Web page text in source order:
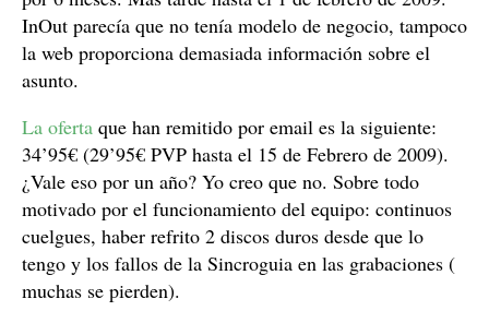
InOut parecía que no tenía modelo de negocio, tampoco
la web proporciona demasiada información sobre el
asunto.
La oferta que han remitido por email es la siguiente:
34’95€ (29’95€ PVP hasta el 15 de Febrero de 2009).
¿Vale eso por un año? Yo creo que no. Sobre todo
motivado por el funcionamiento del equipo: continuos
cuelgues, haber refrito 2 discos duros desde que lo
tengo y los fallos de la Sincroguia en las grabaciones (
muchas se pierden).